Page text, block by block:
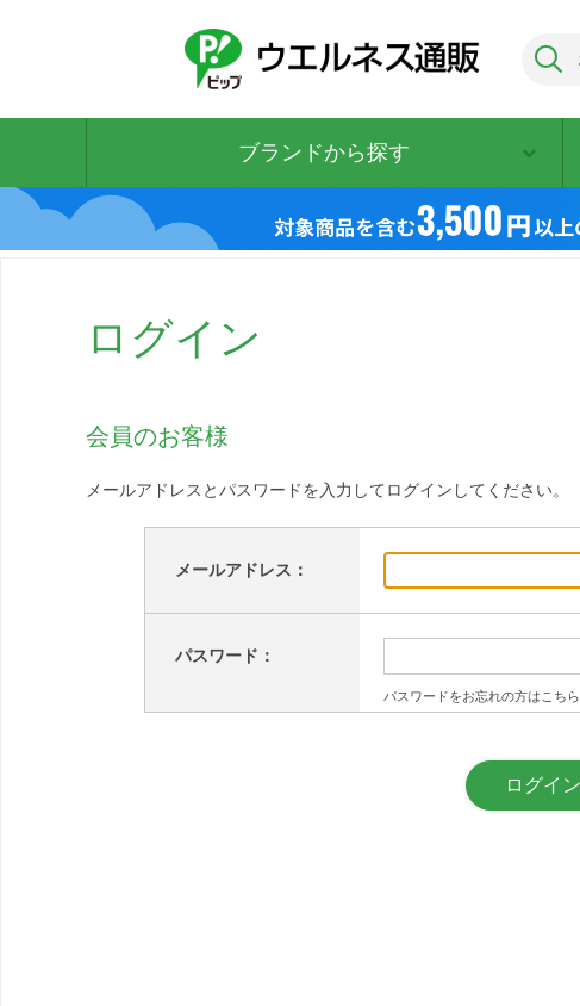
ブランドから探す
ログイン
会員のお客様
メールアドレスとパスワードを入力してログインしてください。
メールアドレス：
パスワード：
パスワードをお忘れの方はこちら